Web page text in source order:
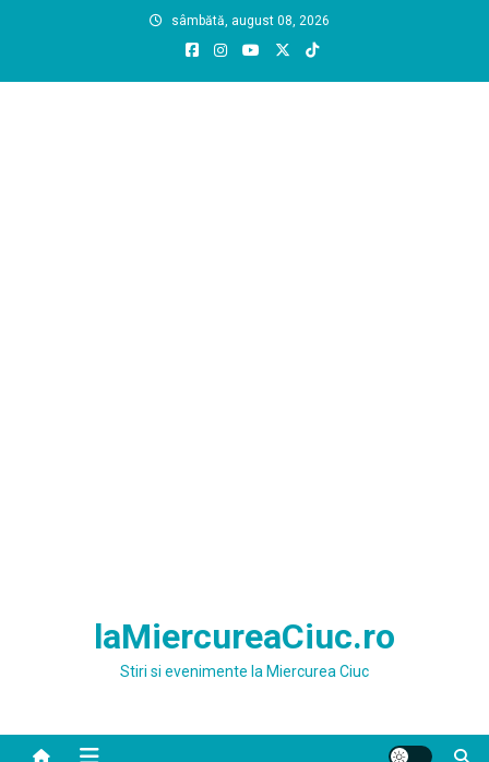
sâmbătă, august 08, 2026
laMiercureaCiuc.ro
Stiri si evenimente la Miercurea Ciuc